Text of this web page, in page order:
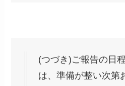
(つづき)ご報告の日
は、準備が整い次第